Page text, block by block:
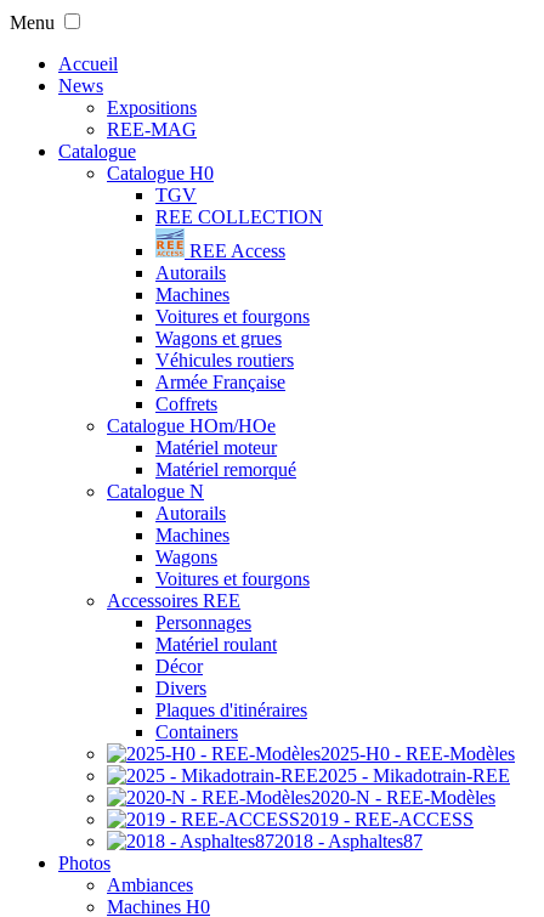
Menu
Accueil
News
Expositions
REE-MAG
Catalogue
Catalogue H0
TGV
REE COLLECTION
REE Access
Autorails
Machines
Voitures et fourgons
Wagons et grues
Véhicules routiers
Armée Française
Coffrets
Catalogue HOm/HOe
Matériel moteur
Matériel remorqué
Catalogue N
Autorails
Machines
Wagons
Voitures et fourgons
Accessoires REE
Personnages
Matériel roulant
Décor
Divers
Plaques d'itinéraires
Containers
2025-H0 - REE-Modèles
2025 - Mikadotrain-REE
2020-N - REE-Modèles
2019 - REE-ACCESS
2018 - Asphaltes87
Photos
Ambiances
Machines H0